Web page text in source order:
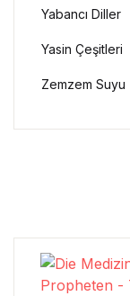
Yabancı Diller
Yasin Çeşitleri
Zemzem Suyu